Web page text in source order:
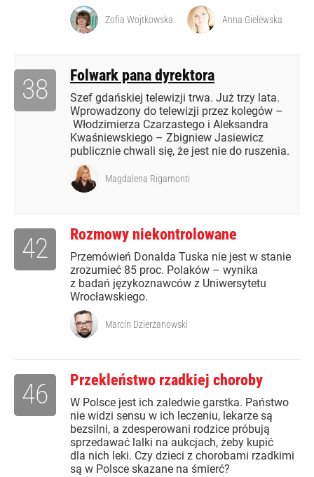
Zofia Wojtkowska Anna Gielewska
Folwark pana dyrektora
Szef gdańskiej telewizji trwa. Już trzy lata.
Wprowadzony do telewizji przez kolegów –
Włodzimierza Czarzastego i Aleksandra
Kwaśniewskiego – Zbigniew Jasiewicz
publicznie chwali się, że jest nie do ruszenia.
38
Magdalena Rigamonti
Rozmowy niekontrolowane
Przemówień Donalda Tuska nie jest w stanie
zrozumieć 85 proc. Polaków – wynika
z badań językoznawców z Uniwersytetu
Wrocławskiego.
42
Marcin Dzierżanowski
Przekleństwo rzadkiej choroby
W Polsce jest ich zaledwie garstka. Państwo
nie widzi sensu w ich leczeniu, lekarze są
bezsilni, a zdesperowani rodzice próbują
sprzedawać lalki na aukcjach, żeby kupić
dla nich leki. Czy dzieci z chorobami rzadkimi
są w Polsce skazane na śmierć?
46